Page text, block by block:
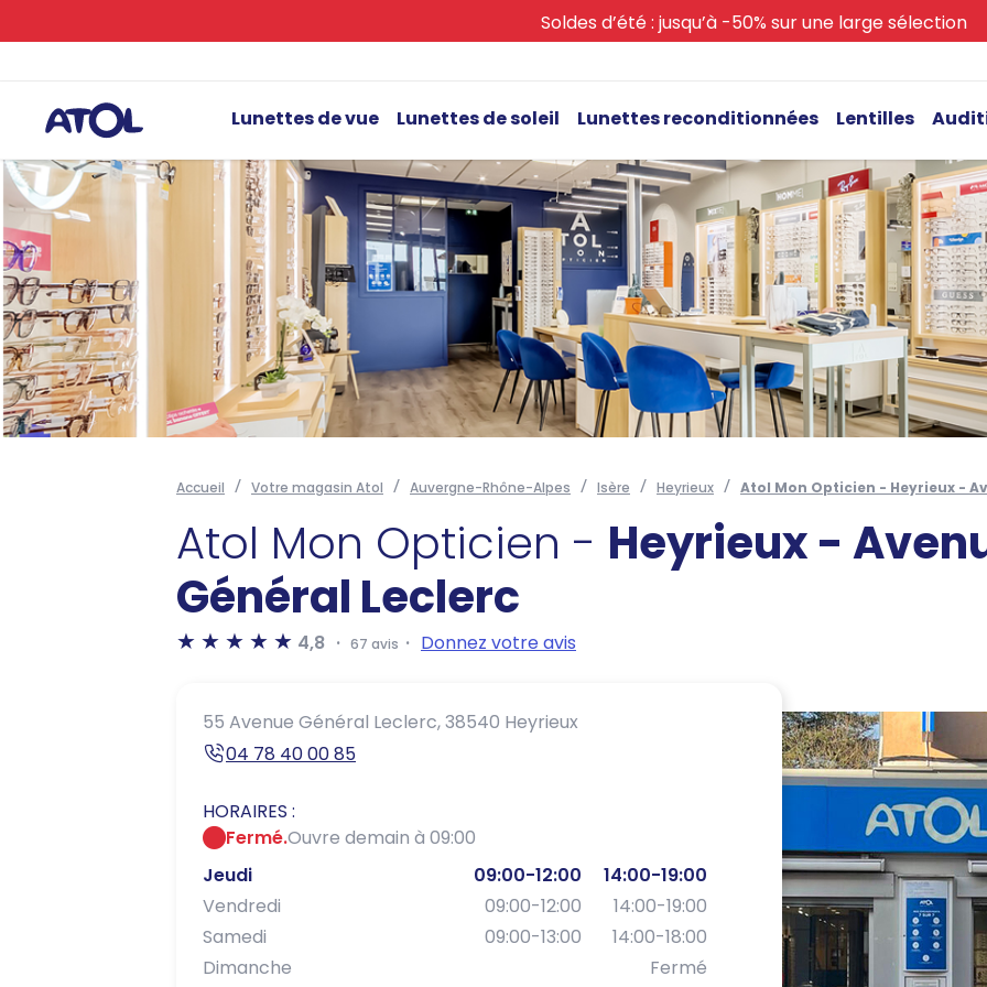
Soldes d’été : jusqu’à -50% sur une large sélection
Lunettes de vue Lunettes de soleil Lunettes reconditionnées Lentilles
Accueil Votre magasin Atol Auvergne-Rhône-Alpes Isère Heyrieux Atol Mon Opticien - Heyrieux -
Atol Mon Opticien - Heyrieux -
Général Leclerc
4,8 67 avis Donnez votre avis
55 Avenue Général Leclerc,38540 Heyrieux
04 78 40 00 85
HORAIRES :
Fermé.Ouvre demain à 09:00
Jeudi
09:00-12:00
14:00-19:00
Vendredi
09:00-12:00
14:00-19:00
Samedi
09:00-13:00
14:00-18:00
Dimanche
Fermé